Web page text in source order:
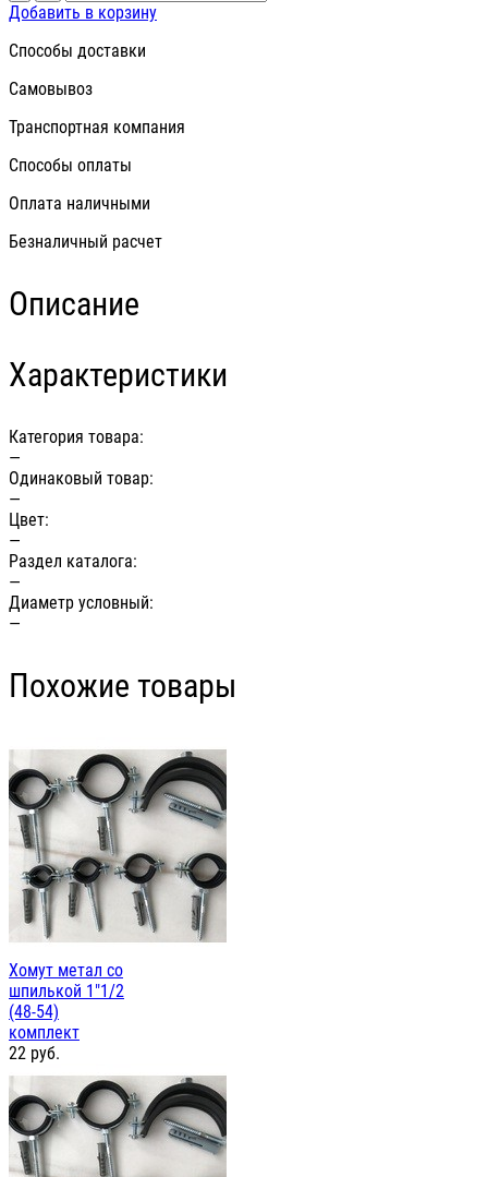
Добавить в корзину
Способы доставки
Самовывоз
Транспортная компания
Способы оплаты
Оплата наличными
Безналичный расчет
Описание
Характеристики
Категория товара:
—
Одинаковый товар:
—
Цвет:
—
Раздел каталога:
—
Диаметр условный:
—
Похожие товары
Хомут метал со
шпилькой 1"1/2
(48-54)
комплект
22 руб.